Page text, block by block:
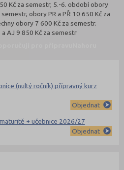
Kč za semestr, 5.-6. období obory
obory PR a PŘ 10 650 Kč za
obory 7 600 Kč za semestr.
AJ 9 850 Kč za semestr
(nultý ročník) přípravný kurz
Objednat
+ učebnice 2026/27
Objednat